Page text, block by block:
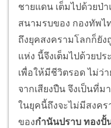
ชายแดน เต็มไปด้วยป่
สนามรบของ กองทัพไ
ถึงยุคสงครามโลกก็ยั
แห่ง นี้จึงเต็มไปด้วยป
เพื่อให้มีชีวิตรอด ไม่ว่
จากเสียงปืน จึงเป็นที่
ในยุคนี้ถึงจะไม่มีสงค
ของกำนันปราบ ทอง